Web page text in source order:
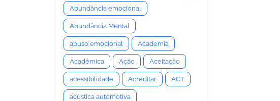
Abundância emocional
Abundância Mental
abuso emocional Academia
Acadêmica Ação Aceitação
acessibilidade Acreditar ACT
acústica automotiva